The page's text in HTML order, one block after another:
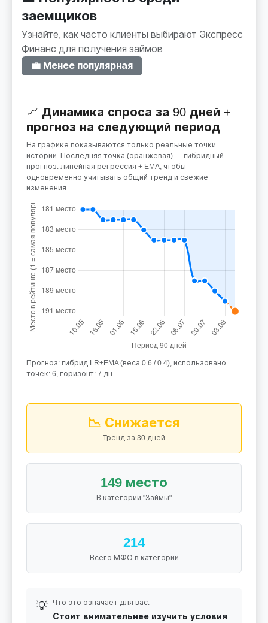
заемщиков
Узнайте, как часто клиенты выбирают Экспресс
Финанс для получения займов
💼 Менее популярная
📈 Динамика спроса за 90 дней +
прогноз на следующий период
На графике показываются только реальные точки
истории. Последняя точка (оранжевая) — гибридный
прогноз: линейная регрессия + EMA, чтобы
одновременно учитывать общий тренд и свежие
изменения.
Прогноз: гибрид LR+EMA (веса 0.6 / 0.4), использовано
точек: 6, горизонт: 7 дн.
📉 Снижается
Тренд за 30 дней
149 место
В категории "Займы"
214
Всего МФО в категории
💡 Что это означает для вас:
Стоит внимательнее изучить условия